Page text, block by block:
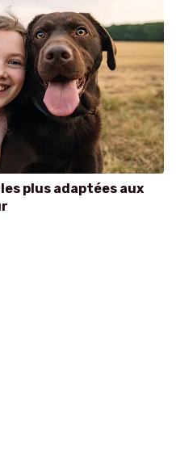
plus adaptées aux